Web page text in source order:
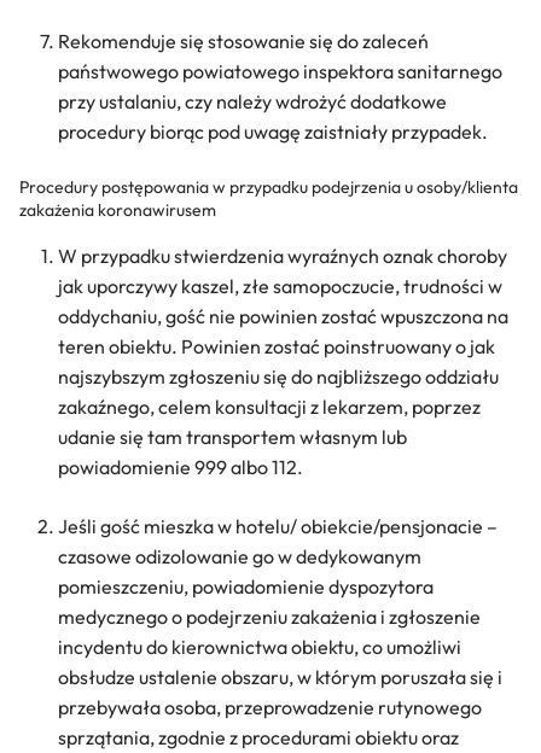
Rekomenduje się stosowanie się do zaleceń
państwowego powiatowego inspektora sanitarnego
przy ustalaniu, czy należy wdrożyć dodatkowe
procedury biorąc pod uwagę zaistniały przypadek.
Procedury postępowania w przypadku podejrzenia u osoby/klienta
zakażenia koronawirusem
W przypadku stwierdzenia wyraźnych oznak choroby
jak uporczywy kaszel, złe samopoczucie, trudności w
oddychaniu, gość nie powinien zostać wpuszczona na
teren obiektu. Powinien zostać poinstruowany o jak
najszybszym zgłoszeniu się do najbliższego oddziału
zakaźnego, celem konsultacji z lekarzem, poprzez
udanie się tam transportem własnym lub
powiadomienie 999 albo 112.
Jeśli gość mieszka w hotelu/ obiekcie/pensjonacie –
czasowe odizolowanie go w dedykowanym
pomieszczeniu, powiadomienie dyspozytora
medycznego o podejrzeniu zakażenia i zgłoszenie
incydentu do kierownictwa obiektu, co umożliwi
obsłudze ustalenie obszaru, w którym poruszała się i
przebywała osoba, przeprowadzenie rutynowego
sprzątania, zgodnie z procedurami obiektu oraz